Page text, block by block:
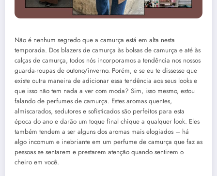
Não é nenhum segredo que a camurça está em alta nesta
temporada. Dos blazers de camurça às bolsas de camurça e até às
calças de camurça, todos nós incorporamos a tendência nos nossos
guarda-roupas de outono/inverno. Porém, e se eu te dissesse que
existe outra maneira de adicionar essa tendência aos seus looks e
que isso não tem nada a ver com moda? Sim, isso mesmo, estou
falando de perfumes de camurça. Estes aromas quentes,
almiscarados, sedutores e sofisticados são perfeitos para esta
época do ano e darão um toque final chique a qualquer look. Eles
também tendem a ser alguns dos aromas mais elogiados – há
algo incomum e inebriante em um perfume de camurça que faz as
pessoas se sentarem e prestarem atenção quando sentirem o
cheiro em você.